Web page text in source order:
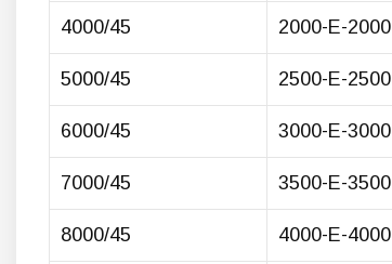
4000/45 2000-E-2000
5000/45 2500-E-2500
6000/45 3000-E-3000
7000/45 3500-E-3500
8000/45 4000-E-4000